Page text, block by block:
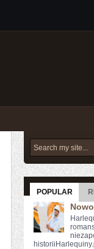
POPULAR